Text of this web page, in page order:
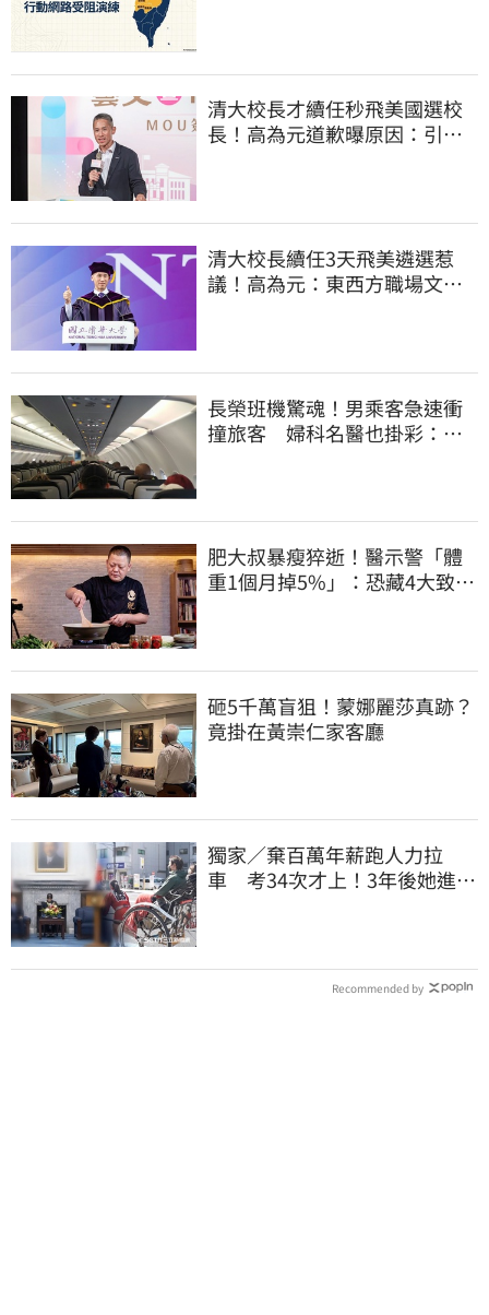
清大校長才續任秒飛美國選校
長！高為元道歉曝原因：引起
清大校長續任3天飛美遴選惹
議！高為元：東西方職場文化
長榮班機驚魂！男乘客急速衝
撞旅客 婦科名醫也掛彩：全
肥大叔暴瘦猝逝！醫示警「體
重1個月掉5%」：恐藏4大致命
砸5千萬盲狙！蒙娜麗莎真跡？
竟掛在黃崇仁家客廳
獨家／棄百萬年薪跑人力拉
車 考34次才上！3年後她進外
Recommended by